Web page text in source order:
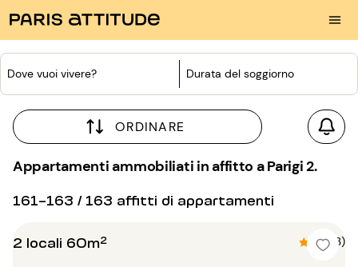
Dove vuoi vivere? Durata del soggiorno
ORDINARE
Appartamenti ammobiliati in affitto a Parigi 2.
161-163 / 163 affitti di appartamenti
2 locali 60m² 4.7 (3)